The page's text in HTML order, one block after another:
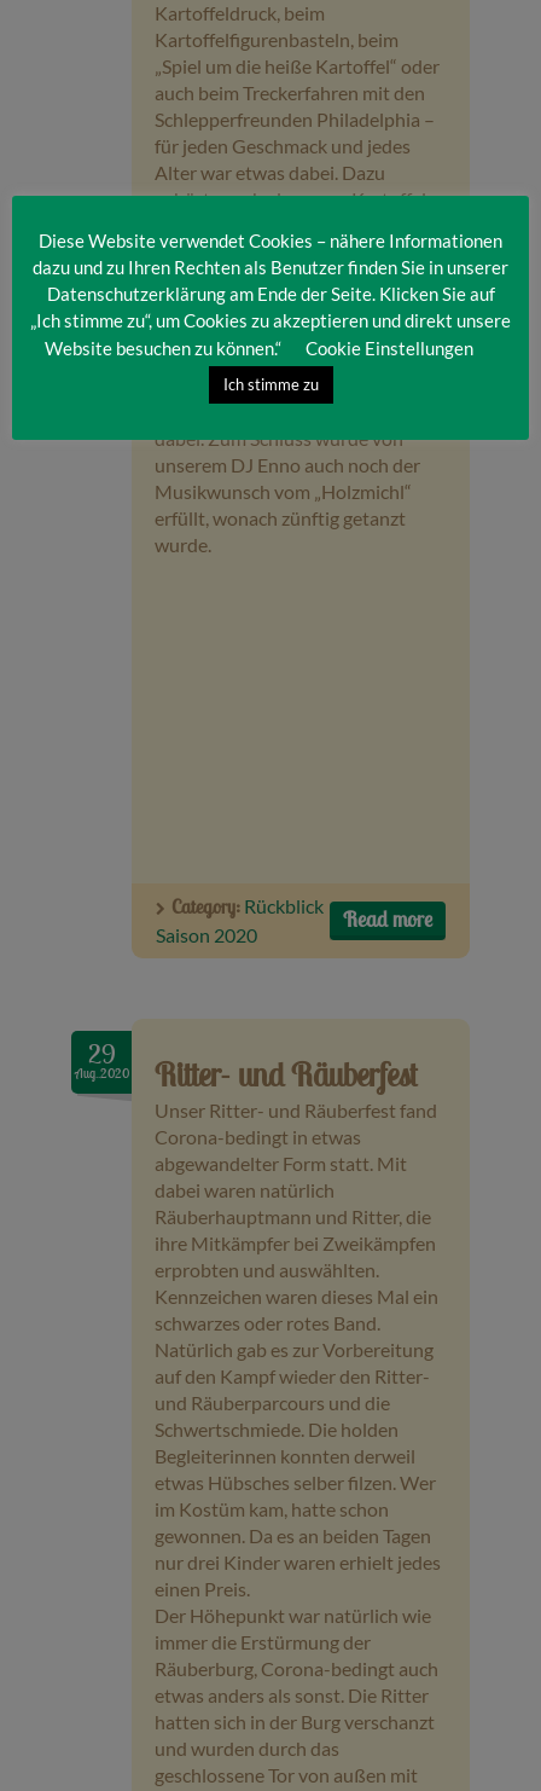
Kartoffeldruck, beim
Kartoffelfigurenbasteln, beim
„Spiel um die heiße Kartoffel“ oder
auch beim Treckerfahren mit den
Schlepperfreunden Philadelphia –
für jeden Geschmack und jedes
Alter war etwas dabei. Dazu
gehörte auch, dass man Kartoffeln
Agrargenossenschaft Berghof mit
nach Hause nehmen konnte.
Am Samstag machte der 1.
Kegelsportverein 1959 Seelow
einen Ausflug ins IRRLANDIA. Die
lustige Truppe probierte alle
dabei. Zum Schluss wurde von
unserem DJ Enno auch noch der
Musikwunsch vom „Holzmichl“
erfüllt, wonach zünftig getanzt
wurde.
Read more
Category: Rückblick
Saison 2020
29
Aug..2020 Ritter- und Räuberfest
Unser Ritter- und Räuberfest fand
Corona-bedingt in etwas
abgewandelter Form statt. Mit
dabei waren natürlich
Räuberhauptmann und Ritter, die
ihre Mitkämpfer bei Zweikämpfen
erprobten und auswählten.
Kennzeichen waren dieses Mal ein
schwarzes oder rotes Band.
Natürlich gab es zur Vorbereitung
auf den Kampf wieder den Ritter-
und Räuberparcours und die
Schwertschmiede. Die holden
Begleiterinnen konnten derweil
etwas Hübsches selber filzen. Wer
im Kostüm kam, hatte schon
gewonnen. Da es an beiden Tagen
nur drei Kinder waren erhielt jedes
einen Preis.
Der Höhepunkt war natürlich wie
immer die Erstürmung der
Räuberburg, Corona-bedingt auch
etwas anders als sonst. Die Ritter
hatten sich in der Burg verschanzt
und wurden durch das
geschlossene Tor von außen mit
Diese Website verwendet Cookies – nähere Informationen
dazu und zu Ihren Rechten als Benutzer finden Sie in unserer
Datenschutzerklärung am Ende der Seite. Klicken Sie auf
„Ich stimme zu“, um Cookies zu akzeptieren und direkt unsere
Website besuchen zu können.“
Cookie Einstellungen
Ich stimme zu